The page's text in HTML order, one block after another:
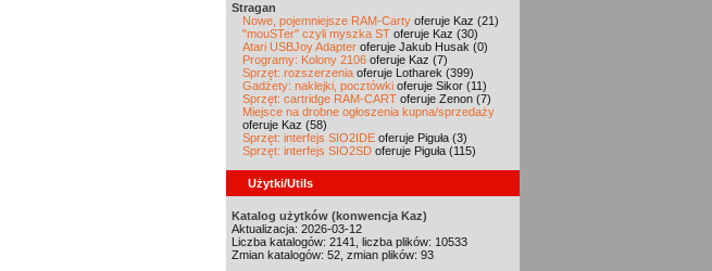
Stragan
Nowe, pojemniejsze RAM-Carty oferuje Kaz (21)
"mouSTer" czyli myszka ST oferuje Kaz (30)
Atari USBJoy Adapter oferuje Jakub Husak (0)
Programy: Kolony 2106 oferuje Kaz (7)
Sprzęt: rozszerzenia oferuje Lotharek (399)
Gadżety: naklejki, pocztówki oferuje Sikor (11)
Sprzęt: cartridge RAM-CART oferuje Zenon (7)
Miejsce na drobne ogłoszenia kupna/sprzedaży
oferuje Kaz (58)
Sprzęt: interfejs SIO2IDE oferuje Piguła (3)
Sprzęt: interfejs SIO2SD oferuje Piguła (115)
Użytki/Utils
Katalog użytków (konwencja Kaz)
Aktualizacja: 2026-03-12
Liczba katalogów: 2141, liczba plików: 10533
Zmian katalogów: 52, zmian plików: 93